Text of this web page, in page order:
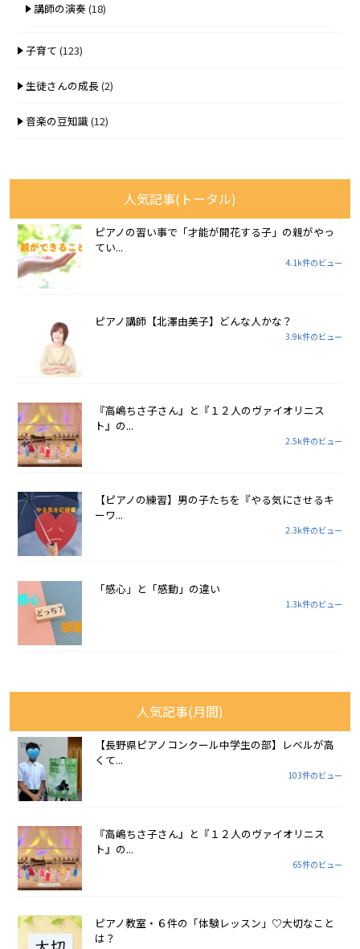
講師の演奏(18)
子育て (123)
生徒さんの成長(2)
音楽の豆知識(12)
人気記事(トータル)
ピアノの習い事で「才能が開花する子」の親がやっ
てい...
4.1k件のビュー
ピアノ講師【北澤由美子】どんな人かな？
3.9k件のビュー
『高嶋ちさ子さん』と『１２人のヴァイオリニス
ト』の...
2.5k件のビュー
【ピアノの練習】男の子たちを『やる気にさせるキ
ーワ...
2.3k件のビュー
「感心」と「感動」の違い
1.3k件のビュー
人気記事(月間)
【長野県ピアノコンクール中学生の部】レベルが高
くて...
103件のビュー
『高嶋ちさ子さん』と『１２人のヴァイオリニス
ト』の...
65件のビュー
ピアノ教室・６件の「体験レッスン」♡大切なこと
は？